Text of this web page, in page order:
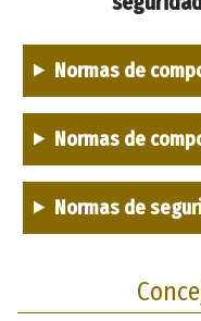
Normas de
Normas de
Normas de